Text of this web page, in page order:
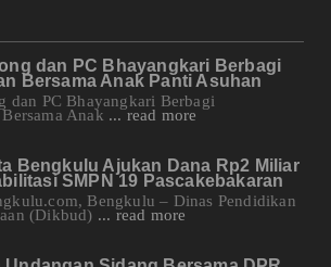
dan PC Bhayangkari Berbagi
Bersama Anak Panti Asuhan
dan PC Bhayangkari Berbagi
Anak ... read more
Bengkulu Ajukan Dana Rp2 Miliar
SMPN 19 Pascakebakaran
Bengkulu – Dinas Pendidikan
(Dikbud) ... read more